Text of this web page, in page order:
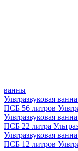
ванны
Ультразвуковая
ПСБ 56 литров
Ультразвуковая
ПСБ 22 литра
Ультразвуковая
ПСБ 12 литров